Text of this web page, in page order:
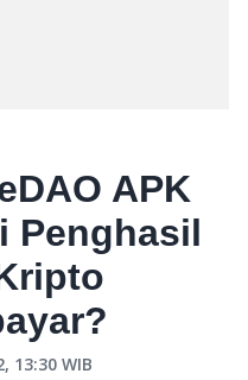
APK
Penghasil
13:30 WIB